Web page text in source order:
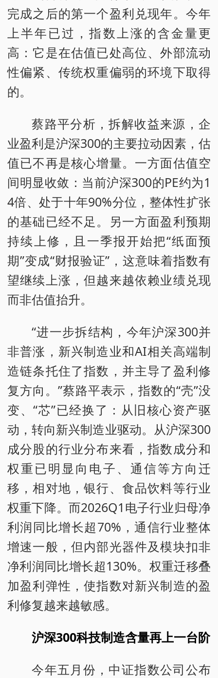
完成之后的第一个盈利兑现年。今年
上半年已过，指数上涨的含金量更
高：它是在估值已处高位、外部流动
性偏紧、传统权重偏弱的环境下取得
的。
蔡路平分析，拆解收益来源，企
业盈利是沪深300的主要拉动因素，估
值已不再是核心增量。一方面估值空
间明显收敛：当前沪深300的PE约为1
4倍、处于十年90%分位，整体性扩张
的基础已经不足。另一方面盈利预期
持续上修，且一季报开始把“纸面预
期”变成“财报验证”，这意味着指数有
望继续上涨，但越来越依赖业绩兑现
而非估值抬升。
“进一步拆结构，今年沪深300并
非普涨，新兴制造业和AI相关高端制
造链条托住了指数，并主导了盈利修
复方向。”蔡路平表示，指数的“壳”没
变、“芯”已经换了：从旧核心资产驱
动，转向新兴制造业驱动。从沪深300
成分股的行业分布来看，指数成分和
权重已明显向电子、通信等方向迁
移，相对地，银行、食品饮料等行业
权重下降。而2026Q1电子行业归母净
利润同比增长超70%，通信行业整体
增速一般，但内部光器件及模块扣非
净利润同比增长超130%。权重迁移叠
加盈利弹性，使指数对新兴制造的盈
利修复越来越敏感。
沪深300科技制造含量再上一台阶
今年五月份，中证指数公司公布